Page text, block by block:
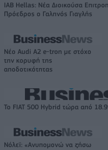
IAB Hellas: Νέα Διοικούσα
Πρόεδρος ο Γαληνός Γιαγλής
Νέο Audi A2 e-tron με στόχο
την κορυφή της
αποδοτικότητας
Το FIAT 500 Hybrid τώρα από
Νόλεϊ: «Ανυπομονώ να ζήσω